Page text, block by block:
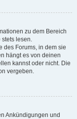
zu dem Bereich
stets lesen.
des Forums, in dem sie
hängt es von deinen
kannst oder nicht. Die
vergeben.
Ankündigungen und